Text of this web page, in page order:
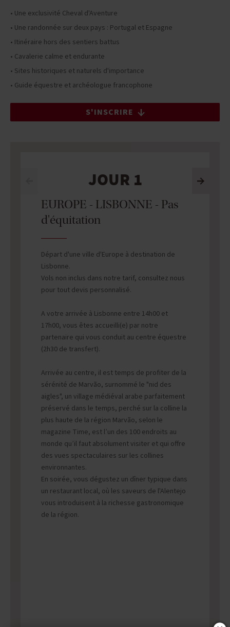
• Une exclusivité Cheval d'Aventure
• Une randonnée sur deux pays : Portugal et Espagne
• Itinéraire hors des sentiers battus
• Cavalerie calme et endurante
• Sites historiques et naturels d'importance
• Guide équestre et archéologue francophone
S'INSCRIRE
JOUR 1
EUROPE - LISBONNE - Pas
d'équitation
Départ d'une ville d'Europe à destination de
Lisbonne.
Vols non inclus dans notre tarif, consultez nous
pour tout devis personnalisé.
A votre arrivée à Lisbonne entre 14h00 et
17h00, vous êtes accueilli(e) par notre
partenaire qui vous conduit au centre équestre
(2h30 de transfert).
Arrivée au centre, il est temps de profiter de la
sérénité de Marvão, surnommé le "nid des
aigles", un village médiéval arabe parfaitement
préservé dans le temps, perché sur la colline la
plus haute de la région Marvão, selon le
magazine Time, est l’un des 100 endroits au
monde qu’il faut absolument visiter et qui offre
des vues spectaculaires sur les collines
environnantes.
En soirée, vous dégustez un dîner typique dans
un restaurant local, où les saveurs de l'Alentejo
vous introduisent à la richesse gastronomique
de la région.